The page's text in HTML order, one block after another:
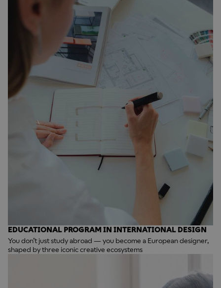
EDUCATIONAL PROGRAM IN INTERNATIONAL DESIGN
You don’t just study abroad — you become a European designer,
shaped by three iconic creative ecosystems